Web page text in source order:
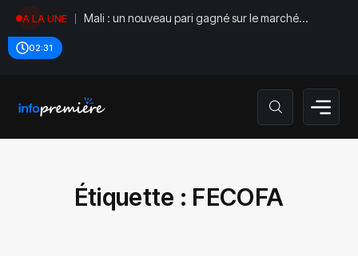
A LA UNE
Mali : un nouveau pari gagné sur le marché
02:31
Étiquette : ‎FECOFA